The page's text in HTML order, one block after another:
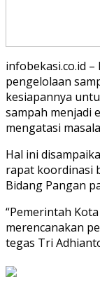
infobekasi.co.id
pengelolaan
kesiapannya
sampah menjadi
mengatasi
Hal ini
rapat koordinasi
Bidang Pangan
“Pemerintah
merencanakan
tegas Tri